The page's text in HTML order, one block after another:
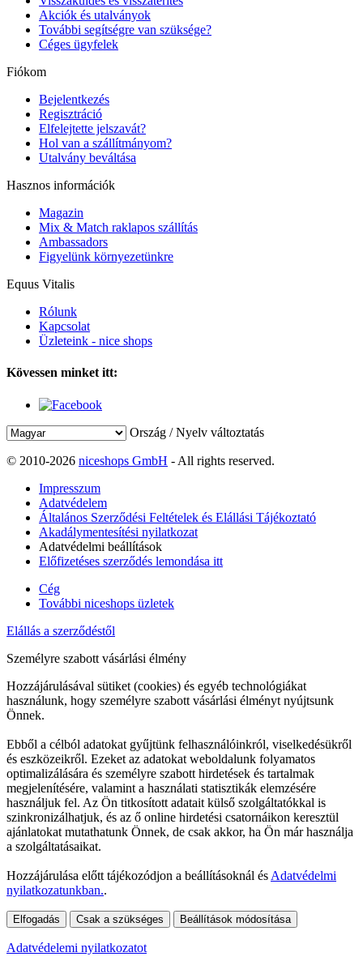
Akciók és utalványok
További segítségre van szüksége?
Céges ügyfelek
Fiókom
Bejelentkezés
Regisztráció
Elfelejtette jelszavát?
Hol van a szállítmányom?
Utalvány beváltása
Hasznos információk
Magazin
Mix & Match raklapos szállítás
Ambassadors
Figyelünk környezetünkre
Equus Vitalis
Rólunk
Kapcsolat
Üzleteink - nice shops
Kövessen minket itt:
Ország / Nyelv változtatás
© 2010-2026 niceshops GmbH - All rights reserved.
Impresszum
Adatvédelem
Általános Szerződési Feltételek és Elállási Tájékoztató
Akadálymentesítési nyilatkozat
Adatvédelmi beállítások
Előfizetéses szerződés lemondása itt
Cég
További niceshops üzletek
Elállás a szerződéstől
Személyre szabott vásárlási élmény
Hozzájárulásával sütiket (cookies) és egyéb technológiákat
használunk, hogy személyre szabott vásárlási élményt nyújtsunk
Önnek.
Ebből a célból adatokat gyűjtünk felhasználóinkról, viselkedésükről
és eszközeikről. Ezeket az adatokat weboldalunk folyamatos
optimalizálására és személyre szabott hirdetések és tartalmak
megjelenítésére, valamint a használati statisztikák elemzésére
használjuk fel. Az Ön titkosított adatait külső szolgáltatókkal is
szinkronizálhatjuk, és az ő online hirdetési csatornáikon keresztül
ajánlatokat mutathatunk Önnek, de csak akkor, ha Ön már használja
a szolgáltatásaikat.
Hozzájárulása előtt tájékozódjon a beállításoknál és Adatvédelmi
nyilatkozatunkban..
Elfogadás Csak a szükséges Beállítások módosítása
Adatvédelemi nyilatkozatot